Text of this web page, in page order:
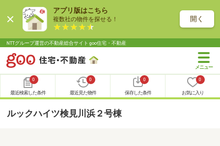
アプリ版はこちら
複数社の物件を探せる！ 開く
NTTグループ運営の不動産総合サイト goo住宅・不動産
0
最近検索した条件
0
最近見た物件
0
保存した条件
0
お気に入り
ルックハイツ検見川浜２号棟